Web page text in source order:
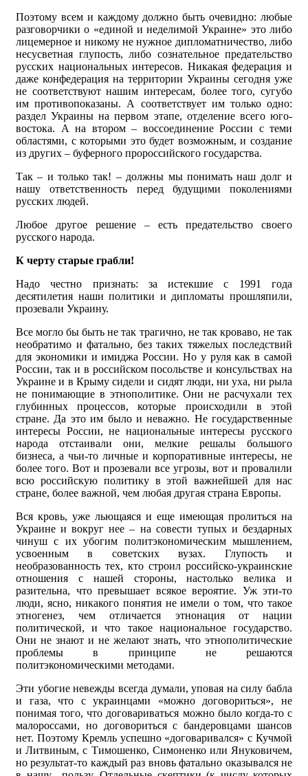
Поэтому всем и каждому должно быть очевидно: любые
разговорчики о «единой и неделимой Украине» это либо
лицемерное и никому не нужное дипломатничество, либо
несусветная глупость, либо сознательное предательство
русских национальных интересов. Никакая федерация и
даже конфедерация на территории Украины сегодня уже
не соответствуют нашим интересам, более того, сугубо
им противопоказаны. А соответствует им только одно:
раздел Украины на первом этапе, отделение всего юго-
востока. А на втором – воссоединение России с теми
областями, с которыми это будет возможным, и создание
из других – буферного пророссийского государства.
Так – и только так! – должны мы понимать наш долг и
нашу ответственность перед будущими поколениями
русских людей.
Любое другое решение – есть предательство своего
русского народа.
К черту старые грабли!
Надо честно признать: за истекшие с 1991 года
десятилетия наши политики и дипломаты прошляпили,
прозевали Украину.
Все могло бы быть не так трагично, не так кроваво, не так
необратимо и фатально, без таких тяжелых последствий
для экономики и имиджа России. Но у руля как в самой
России, так и в российском посольстве и консульствах на
Украине и в Крыму сидели и сидят люди, ни уха, ни рыла
не понимающие в этнополитике. Они не расчухали тех
глубинных процессов, которые происходили в этой
стране. Да это им было и неважно. Не государственные
интересы России, не национальные интересы русского
народа отстаивали они, мелкие решалы большого
бизнеса, а чьи-то личные и корпоративные интересы, не
более того. Вот и прозевали все угрозы, вот и провалили
всю российскую политику в этой важнейшей для нас
стране, более важной, чем любая другая страна Европы.
Вся кровь, уже льющаяся и еще имеющая пролиться на
Украине и вокруг нее – на совести тупых и бездарных
чинуш с их убогим политэкономическим мышлением,
усвоенным в советских вузах. Глупость и
необразованность тех, кто строил российско-украинские
отношения с нашей стороны, настолько велика и
разительна, что превышает всякое вероятие. Уж эти-то
люди, ясно, никакого понятия не имели о том, что такое
этногенез, чем отличается этнонация от нации
политической, и что такое национальное государство.
Они не знают и не желают знать, что этнополитические
проблемы в принципе не решаются
политэкономическими методами.
Эти убогие невежды всегда думали, уповая на силу бабла
и газа, что с украинцами «можно договориться», не
понимая того, что договариваться можно было когда-то с
малороссами, но договориться с бандеровцами шансов
нет. Поэтому Кремль успешно «договаривался» с Кучмой
и Литвиным, с Тимошенко, Симоненко или Януковичем,
но результат-то каждый раз вновь фатально оказывался не